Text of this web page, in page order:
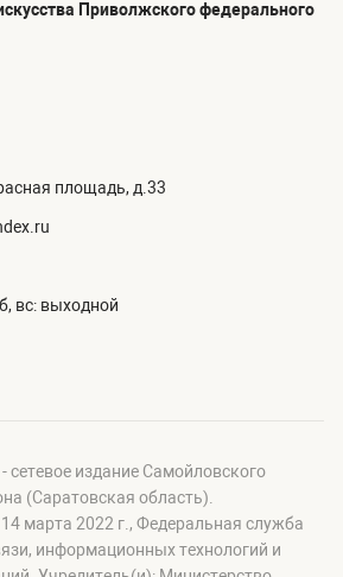
Приволжского федерального
площадь, д.33
вс: выходной
издание Самойловского
(Саратовская область).
марта 2022 г., Федеральная служба
информационных технологий и